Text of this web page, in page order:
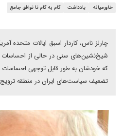
خاورمیانه
یادداشت گام به گام تا توافق جامع
چارلز ناس، کاردار اسبق ایالات متحده
شیخ‌نشین‌های سنی در حالی از
که خودشان به طور قابل توجهی احساسات
تضعیف سیاست‌های ایران در منطقه